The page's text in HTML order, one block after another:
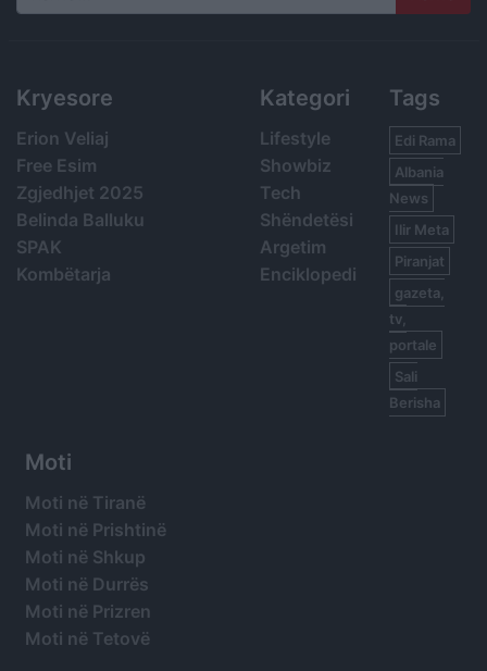
Search
Kryesore
Erion Veliaj
Free Esim
Zgjedhjet 2025
Belinda Balluku
SPAK
Kombëtarja
Kategori
Lifestyle
Showbiz
Tech
Shëndetësi
Argetim
Enciklopedi
Tags
Edi Rama
Albania
News
Ilir Meta
Piranjat
gazeta,
tv,
portale
Sali
Berisha
Moti
Moti në Tiranë
Moti në Prishtinë
Moti në Shkup
Moti në Durrës
Moti në Prizren
Moti në Tetovë